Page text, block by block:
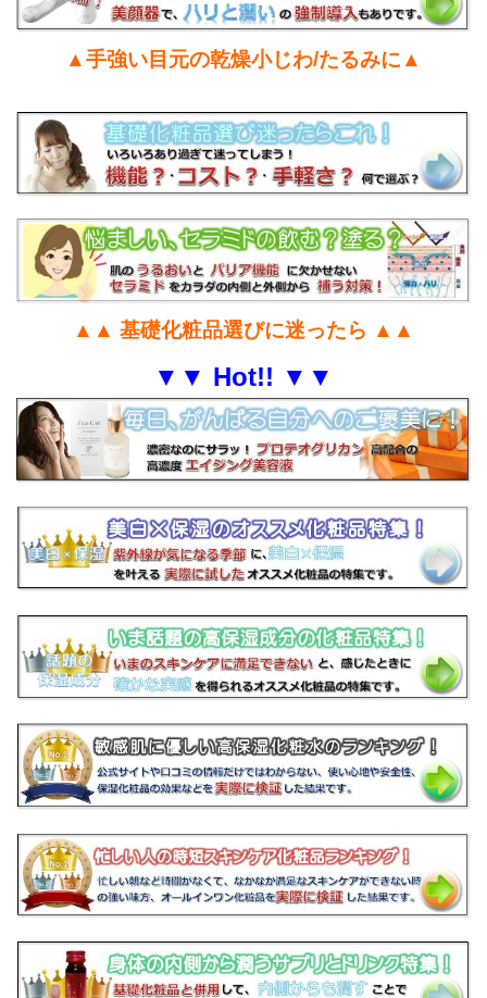
▲手強い目元の乾燥小じわ/たるみに▲
▲▲ 基礎化粧品選びに迷ったら ▲▲
▼▼ Hot!! ▼▼